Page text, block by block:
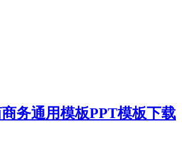
务通用模板PPT模板下载